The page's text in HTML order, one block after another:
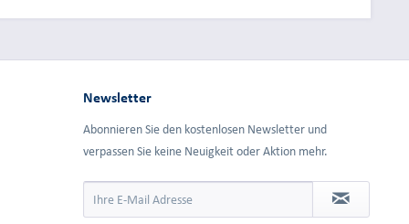
Newsletter
Abonnieren Sie den kostenlosen Newsletter und
verpassen Sie keine Neuigkeit oder Aktion mehr.